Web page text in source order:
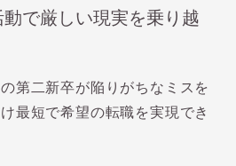
で厳しい現実を乗り越
第二新卒が陥りがちなミスを
最短で希望の転職を実現でき